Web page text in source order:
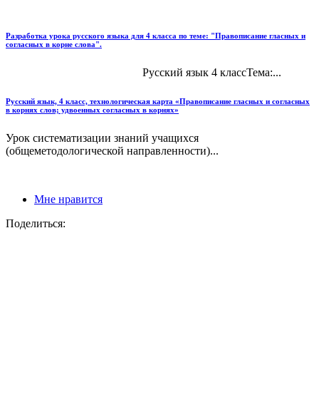
Разработка урока русского языка для 4 класса по теме: "Правописание гласных и
согласных в корне слова".
Русский язык 4 классТема:...
Русский язык, 4 класс, технологическая карта «Правописание гласных и согласных
в корнях слов; удвоенных согласных в корнях»
Урок систематизации знаний учащихся
(общеметодологической направленности)...
Мне нравится
Поделиться: